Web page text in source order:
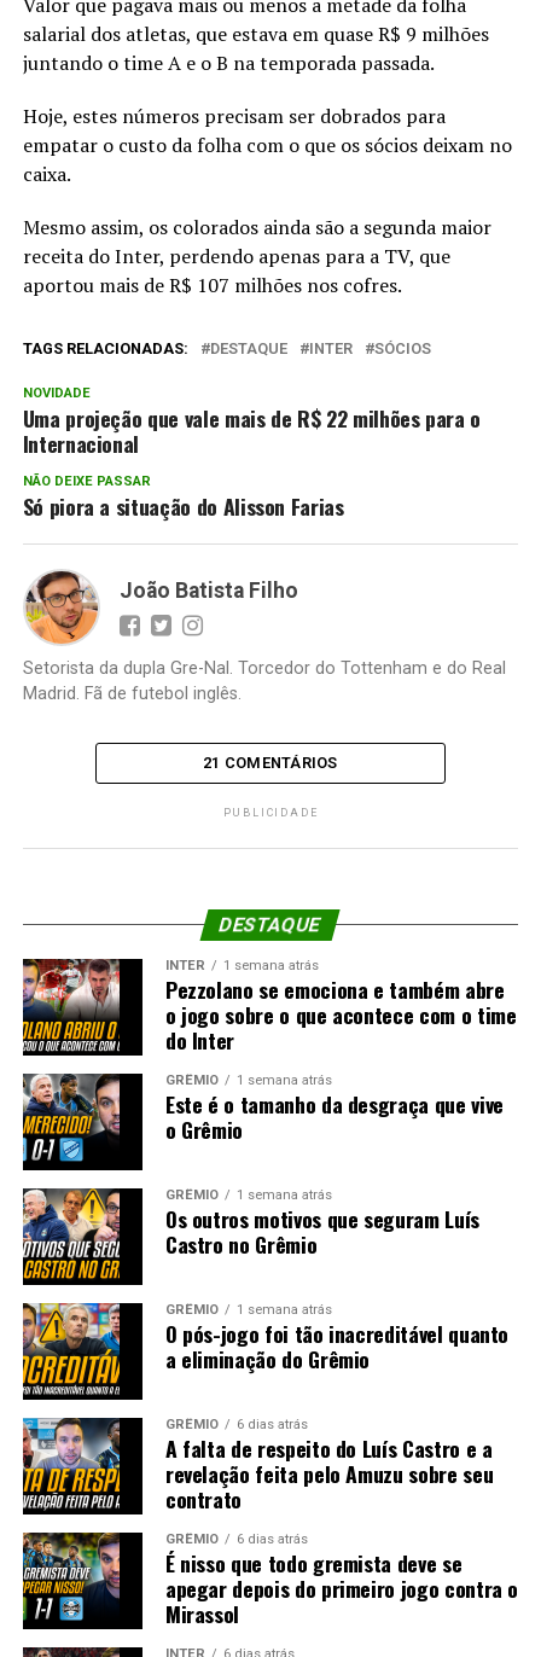
Valor que pagava mais ou menos a metade da folha
salarial dos atletas, que estava em quase R$ 9 milhões
juntando o time A e o B na temporada passada.
Hoje, estes números precisam ser dobrados para
empatar o custo da folha com o que os sócios deixam no
caixa.
Mesmo assim, os colorados ainda são a segunda maior
receita do Inter, perdendo apenas para a TV, que
aportou mais de R$ 107 milhões nos cofres.
TAGS RELACIONADAS: DESTAQUE INTER SÓCIOS
NOVIDADE
Uma projeção que vale mais de R$ 22 milhões para o
Internacional
NÃO DEIXE PASSAR
Só piora a situação do Alisson Farias
João Batista Filho
Setorista da dupla Gre-Nal. Torcedor do Tottenham e do Real
Madrid. Fã de futebol inglês.
21 COMENTÁRIOS
PUBLICIDADE
DESTAQUE
INTER 1 semana atrás
Pezzolano se emociona e também abre
o jogo sobre o que acontece com o time
do Inter
GRÊMIO 1 semana atrás
Este é o tamanho da desgraça que vive
o Grêmio
GRÊMIO 1 semana atrás
Os outros motivos que seguram Luís
Castro no Grêmio
GRÊMIO 1 semana atrás
O pós-jogo foi tão inacreditável quanto
a eliminação do Grêmio
GRÊMIO 6 dias atrás
A falta de respeito do Luís Castro e a
revelação feita pelo Amuzu sobre seu
contrato
GRÊMIO 6 dias atrás
É nisso que todo gremista deve se
apegar depois do primeiro jogo contra o
Mirassol